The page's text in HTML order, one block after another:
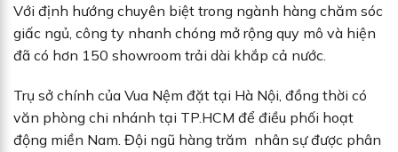
Với định hướng chuyên biệt trong ngành hàng chăm sóc
giấc ngủ, công ty nhanh chóng mở rộng quy mô và hiện
đã có hơn 150 showroom trải dài khắp cả nước.
Trụ sở chính của Vua Nệm đặt tại Hà Nội, đồng thời có
văn phòng chi nhánh tại TP.HCM để điều phối hoạt
động miền Nam. Đội ngũ hàng trăm nhân sự được phân